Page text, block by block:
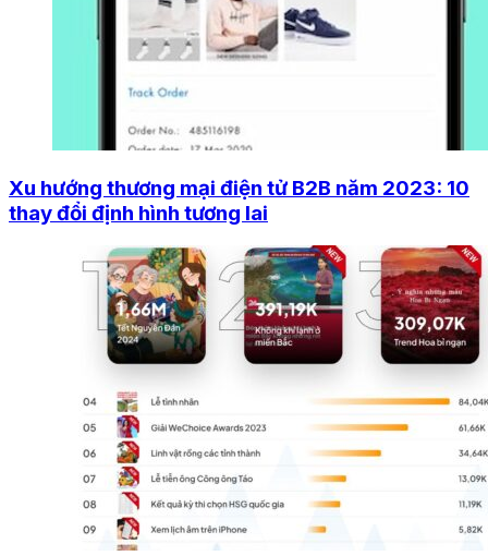
Xu hướng thương mại điện tử B2B năm 2023: 10
thay đổi định hình tương lai